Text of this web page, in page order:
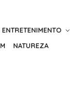
ENTRETENIMENTO
NATUREZA